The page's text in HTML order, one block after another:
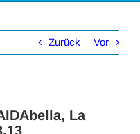
Zurück Vor
La